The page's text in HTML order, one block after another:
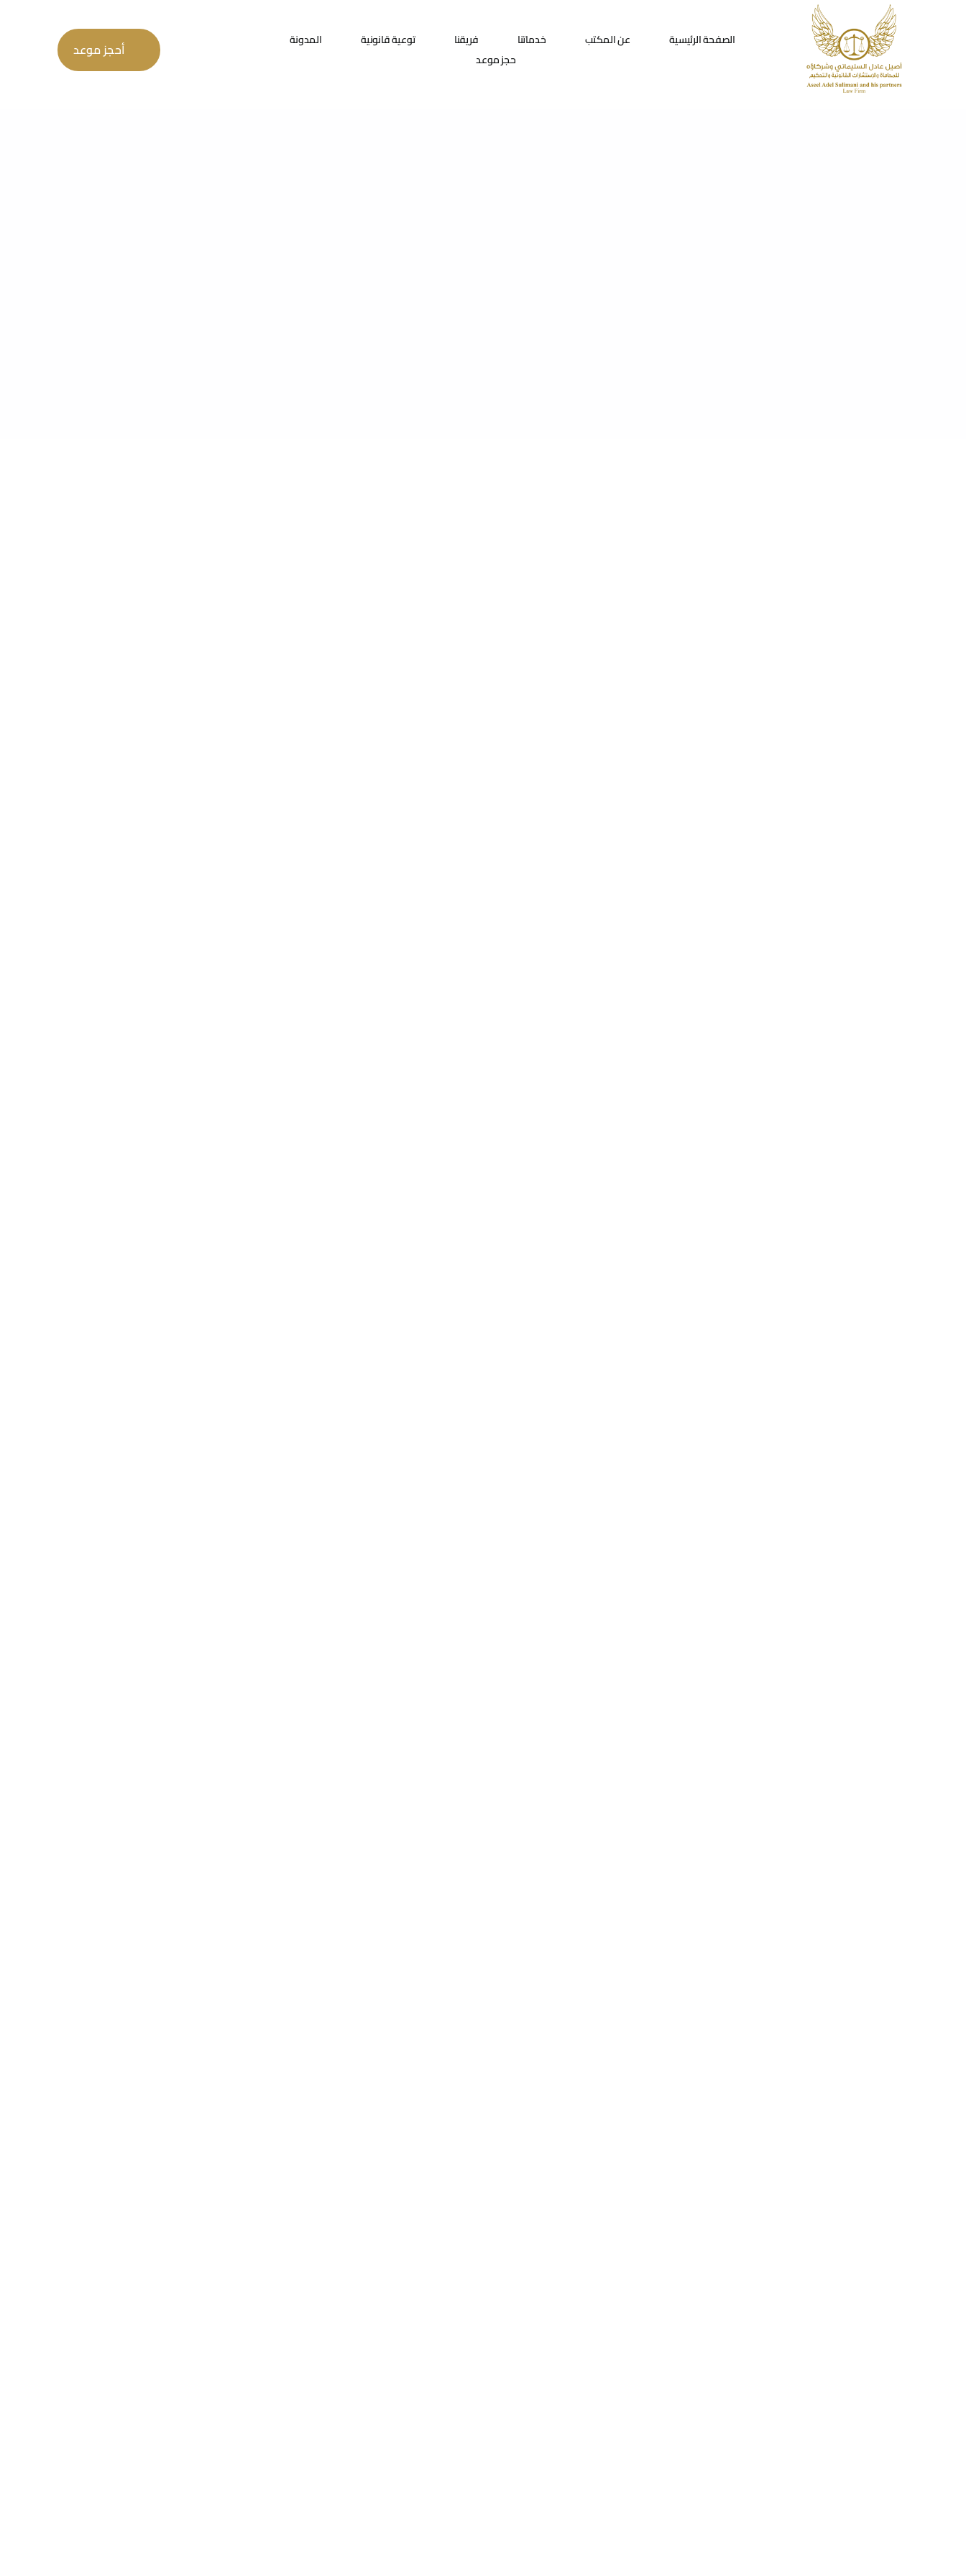
الصفحة الرئيسية عن المكتب خدماتنا فريقنا توعية قانونية
المدونة
حجز موعد
أحجز موعد